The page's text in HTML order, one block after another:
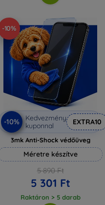
-10%
-10%
Kedvezmény
kuponnal
EXTRA10
3mk Anti-Shock védőüveg
Méretre készítve
5 890 Ft
5 301 Ft
Raktáron > 5 darab